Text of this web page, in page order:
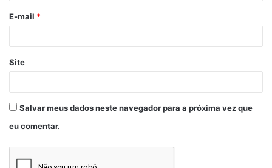
E-mail *
Site
Salvar meus dados neste navegador para a próxima vez que
eu comentar.